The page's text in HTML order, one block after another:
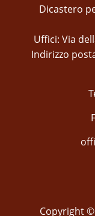
Dicastero
Uffici: Via
Indirizzo
Copyright ©